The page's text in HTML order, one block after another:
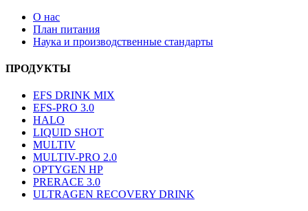
О нас
План питания
Наука и производственные стандарты
ПРОДУКТЫ
EFS DRINK MIX
EFS-PRO 3.0
HALO
LIQUID SHOT
MULTIV
MULTIV-PRO 2.0
OPTYGEN HP
PRERACE 3.0
ULTRAGEN RECOVERY DRINK